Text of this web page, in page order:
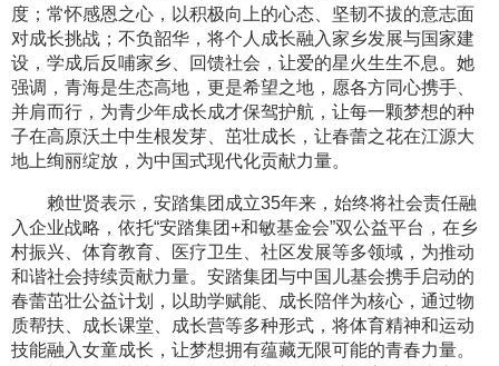
度；常怀感恩之心，以积极向上的心态、坚韧不拔的意志面
对成长挑战；不负韶华，将个人成长融入家乡发展与国家建
设，学成后反哺家乡、回馈社会，让爱的星火生生不息。她
强调，青海是生态高地，更是希望之地，愿各方同心携手、
并肩而行，为青少年成长成才保驾护航，让每一颗梦想的种
子在高原沃土中生根发芽、茁壮成长，让春蕾之花在江源大
地上绚丽绽放，为中国式现代化贡献力量。
赖世贤表示，安踏集团成立35年来，始终将社会责任融
入企业战略，依托“安踏集团+和敏基金会”双公益平台，在乡
村振兴、体育教育、医疗卫生、社区发展等多领域，为推动
和谐社会持续贡献力量。安踏集团与中国儿基会携手启动的
春蕾茁壮公益计划，以助学赋能、成长陪伴为核心，通过物
质帮扶、成长课堂、成长营等多种形式，将体育精神和运动
技能融入女童成长，让梦想拥有蕴藏无限可能的青春力量。